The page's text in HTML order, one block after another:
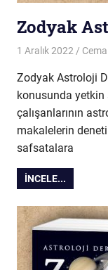
Zodyak
1 Aralık 2022
Zodyak Astroloji
konusunda yetkin
çalışanlarının
makalelerin
safsatalara
İNCELE...